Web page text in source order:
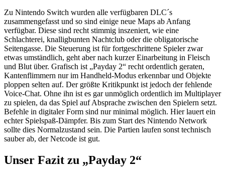
Zu Nintendo Switch wurden alle verfügbaren DLC´s
zusammengefasst und so sind einige neue Maps ab Anfang
verfügbar. Diese sind recht stimmig inszeniert, wie eine
Schlachterei, knalligbunten Nachtclub oder die obligatorische
Seitengasse. Die Steuerung ist für fortgeschrittene Spieler zwar
etwas umständlich, geht aber nach kurzer Einarbeitung in Fleisch
und Blut über. Grafisch ist „Payday 2“ recht ordentlich geraten,
Kantenflimmern nur im Handheld-Modus erkennbar und Objekte
ploppen selten auf. Der größte Kritikpunkt ist jedoch der fehlende
Voice-Chat. Ohne ihn ist es gar unmöglich ordentlich im Multiplayer
zu spielen, da das Spiel auf Absprache zwischen den Spielern setzt.
Befehle in digitaler Form sind nur minimal möglich. Hier lauert ein
echter Spielspaß-Dämpfer. Bis zum Start des Nintendo Network
sollte dies Normalzustand sein. Die Partien laufen sonst technisch
sauber ab, der Netcode ist gut.
Unser Fazit zu „Payday 2“